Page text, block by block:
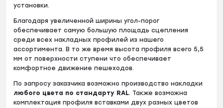
установки.
Благодаря увеличенной ширины угол-порог
обеспечивает самую большую площадь сцепления
среди всех накладных профилей из нашего
ассортимента. В то же время высота профиля всего 5,5
мм от поверхности ступени что обеспечивает
комфортное движение пешеходов.
По запросу заказчика возможно производство накладки
любого цвета по стандарту RAL. Также возможна
комплектация профиля вставками двух разных цветов